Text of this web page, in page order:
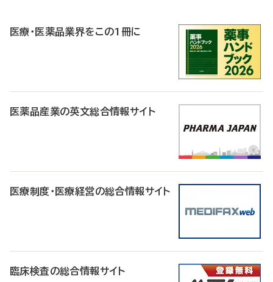
医療・医薬品業界をこの1冊に
医薬品産業の英文総合情報サイト
医療制度・医療経営の総合情報サイト
臨床検査の総合情報サイト